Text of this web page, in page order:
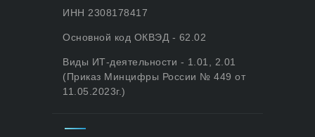
ИНН 2308178417
Основной код ОКВЭД - 62.02
Виды ИТ-деятельности - 1.01, 2.01
(Приказ Минцифры России № 449 от
11.05.2023г.)